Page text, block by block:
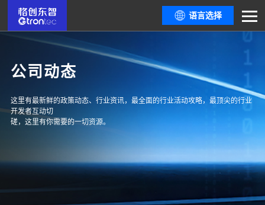
语言选择
公司动态
这里有最新鲜的政策动态、行业资讯，最全面的行业活动攻略，最顶尖的行业
开发者互动切
磋，这里有你需要的一切资源。